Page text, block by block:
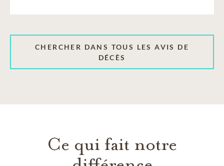
CHERCHER DANS TOUS LES AVIS DE
DÉCÈS
Ce qui fait notre